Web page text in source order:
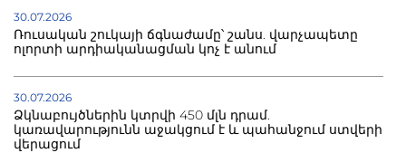
30.07.2026
Ռուսական շուկայի ճգնաժամը՝ շանս. վարչապետը
ոլորտի արդիականացման կոչ է անում
30.07.2026
Ձկնաբույծներին կտրվի 450 մլն դրամ.
կառավարությունն աջակցում է և պահանջում ստվերի
վերացում